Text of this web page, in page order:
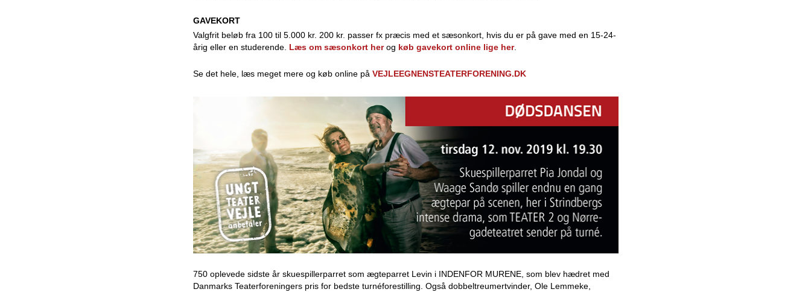
GAVEKORT
Valgfrit beløb fra 100 til 5.000 kr. 200 kr. passer fx præcis med et sæsonkort, hvis du er på gave med en 15-24-
årig eller en studerende. Læs om sæsonkort herog køb gavekort online lige her.
Se det hele, læs meget mere og køb online på VEJLEEGNENSTEATERFORENING.DK
750 oplevede sidste år skuespillerparret som ægteparret Levin i INDENFOR MURENE, som blev hædret med
Danmarks Teaterforeningers pris for bedste turnéforestilling. Også dobbeltreumertvinder, Ole Lemmeke,